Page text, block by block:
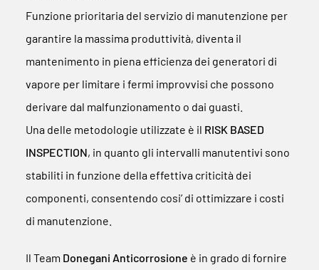
Funzione prioritaria del servizio di manutenzione per
garantire la massima produttività, diventa il
mantenimento in piena efficienza dei generatori di
vapore per limitare i fermi improvvisi che possono
derivare dal malfunzionamento o dai guasti.
Una delle metodologie utilizzate è il RISK BASED
INSPECTION, in quanto gli intervalli manutentivi sono
stabiliti in funzione della effettiva criticità dei
componenti, consentendo cosi’ di ottimizzare i costi
di manutenzione.
Il Team Donegani Anticorrosione è in grado di fornire